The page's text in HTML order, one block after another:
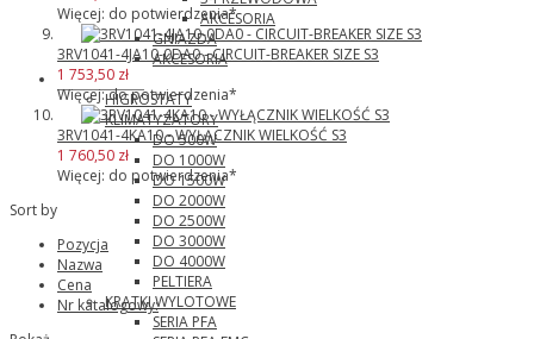
AKCESORIA
GNIAZDA
AKCESORIA
Pfannenberg
HIGROSTATY
KLIMATYZATORY
DO 500W
DO 1000W
DO 1500W
DO 2000W
DO 2500W
DO 3000W
DO 4000W
PELTIERA
KRATKI WYLOTOWE
SERIA PFA
Więcej: do potwierdzenia*
3RV1041-4JA10-0DA0 - CIRCUIT-BREAKER SIZE S3
1 753,50 zł
Więcej: do potwierdzenia*
3RV1041-4KA10 - WYŁĄCZNIK WIELKOŚĆ S3
1 760,50 zł
Więcej: do potwierdzenia*
Sort by
Pozycja
Nazwa
Cena
Nr katalogowy: